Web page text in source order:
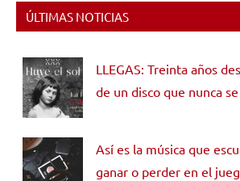
ÚLTIMAS NOTICIAS
LLEGAS: Treinta años
de un disco que nunca
Así es la música que
ganar o perder en el